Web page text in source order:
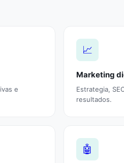
e
📈
Marketing
Estrategia,
resultados.
🤖